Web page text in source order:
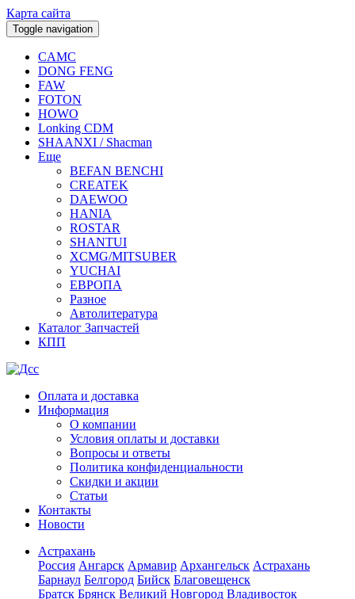
Карта сайта
Toggle navigation
CAMC
DONG FENG
FAW
FOTON
HOWO
Lonking CDM
SHAANXI / Shacman
Еще
BEFAN BENCHI
CREATEK
DAEWOO
HANIA
ROSTAR
SHANTUI
XCMG/MITSUBER
YUCHAI
ЕВРОПА
Разное
Aвтолитература
Каталог Запчастей
КПП
Оплата и доставка
Информация
О компании
Условия оплаты и доставки
Вопросы и ответы
Политика конфиденциальности
Скидки и акции
Статьи
Контакты
Новости
Астрахань
Россия Ангарск Армавир Архангельск Астрахань
Барнаул Белгород Бийск Благовещенск
Братск Брянск Великий Новгород Владивосток